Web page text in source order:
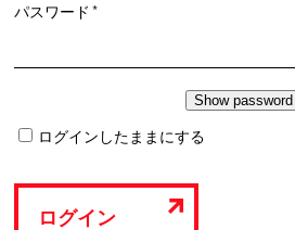
パスワード*必
ログインしたままにする
ログイン